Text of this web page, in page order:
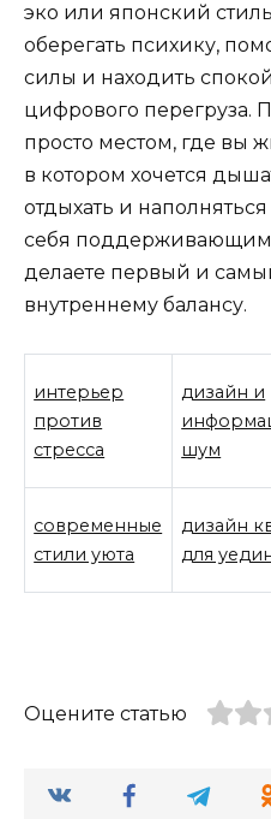
эко или японский
оберегать психику,
силы и находить
цифрового перегруза.
просто местом, где вы
в котором хочется
отдыхать и
себя поддерживающим
делаете первый и
внутреннему балансу.
интерьер
против
стресса
дизайн и
шум
современные
стили уюта
дизайн
для
Оцените статью